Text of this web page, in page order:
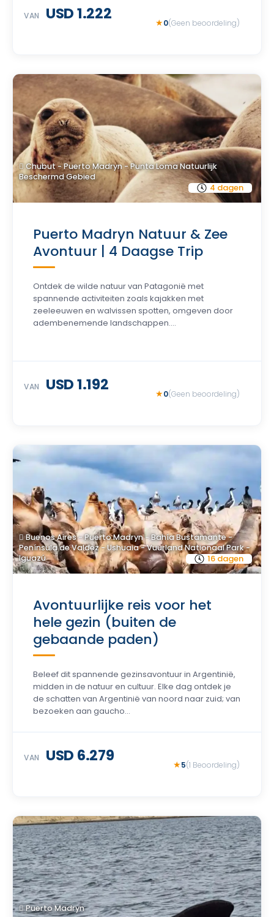
VAN USD 1.222 0(Geen beoordeling)
4 dagen
Chubut - Puerto Madryn - Punta Loma Natuurlijk
Beschermd Gebied
Puerto Madryn Natuur & Zee
Avontuur | 4 Daagse Trip
Ontdek de wilde natuur van Patagonië met
spannende activiteiten zoals kajakken met
zeeleeuwen en walvissen spotten, omgeven door
adembenemende landschappen....
VAN USD 1.192 0(Geen beoordeling)
16 dagen
Buenos Aires - Puerto Madryn - Bahía Bustamante -
Península de Valdez - Ushuaia - Vuurland Nationaal Park -
Iguazú
Avontuurlijke reis voor het
hele gezin (buiten de
gebaande paden)
Beleef dit spannende gezinsavontuur in Argentinië,
midden in de natuur en cultuur. Elke dag ontdek je
de schatten van Argentinië van noord naar zuid; van
bezoeken aan gaucho...
VAN USD 6.279 5(1 Beoordeling)
Puerto Madryn